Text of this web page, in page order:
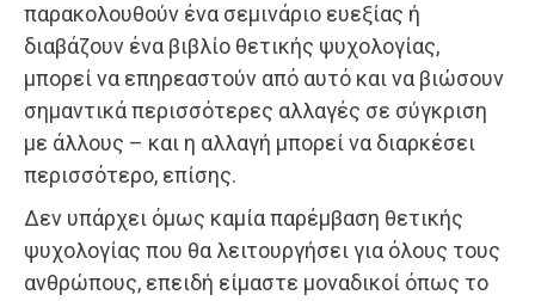
παρακολουθούν ένα σεμινάριο ευεξίας ή
διαβάζουν ένα βιβλίο θετικής ψυχολογίας,
μπορεί να επηρεαστούν από αυτό και να βιώσουν
σημαντικά περισσότερες αλλαγές σε σύγκριση
με άλλους – και η αλλαγή μπορεί να διαρκέσει
περισσότερο, επίσης.
Δεν υπάρχει όμως καμία παρέμβαση θετικής
ψυχολογίας που θα λειτουργήσει για όλους τους
ανθρώπους, επειδή είμαστε μοναδικοί όπως το